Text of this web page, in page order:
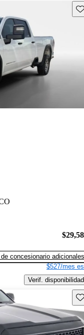
concesionario adicionales
$527/mes
Verif. disponibilidad